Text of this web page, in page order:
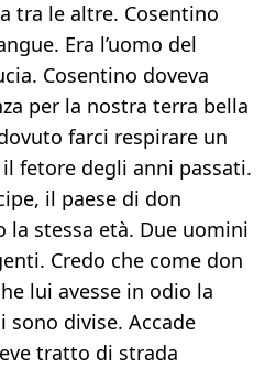
tra le altre. Cosentino
Era l’uomo del
Cosentino doveva
per la nostra terra bella
farci respirare un
fetore degli anni passati.
il paese di don
la stessa età. Due uomini
Credo che come don
lui avesse in odio la
sono divise. Accade
tratto di strada